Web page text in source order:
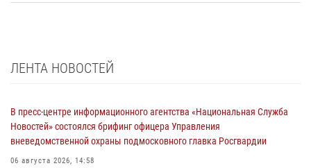
ЛЕНТА НОВОСТЕЙ
В пресс-центре информационного агентства «Национальная Служба
Новостей» состоялся брифинг офицера Управления
вневедомственной охраны подмосковного главка Росгвардии
06 августа 2026, 14:58